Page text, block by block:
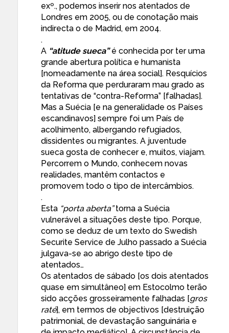
exº., podemos inserir nos atentados de
Londres em 2005, ou de conotação mais
indirecta o de Madrid, em 2004.
.
A “atitude sueca”é conhecida por ter uma
grande abertura política e humanista
[nomeadamente na área social]. Resquícios
da Reforma que perduraram mau grado as
tentativas de “contra-Reforma” [falhadas].
Mas a Suécia [e na generalidade os Países
escandinavos] sempre foi um País de
acolhimento, albergando refugiados,
dissidentes ou migrantes. A juventude
sueca gosta de conhecer e, muitos, viajam.
Percorrem o Mundo, conhecem novas
realidades, mantêm contactos e
promovem todo o tipo de intercâmbios.
.
Esta “porta aberta”torna a Suécia
vulnerável a situações deste tipo. Porque,
como se deduz de um texto do Swedish
Securite Service de Julho passado a Suécia
julgava-se ao abrigo deste tipo de
atentados…
Os atentados de sábado [os dois atentados
quase em simultâneo] em Estocolmo terão
sido acções grosseiramente falhadas [gros
raté], em termos de objectivos [destruição
patrimonial, de devastação sanguinária e